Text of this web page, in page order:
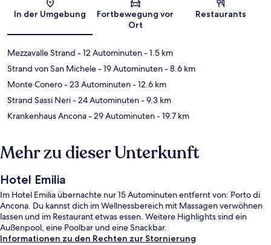
Karte
In der Umgebung
Fortbewegung vor
Ort
Restaurants
Mezzavalle Strand - 12 Autominuten- 1.5 km
Strand von San Michele- 19 Autominuten- 8.6 km
Monte Conero- 23 Autominuten- 12.6 km
Strand Sassi Neri- 24 Autominuten- 9.3 km
Krankenhaus Ancona- 29 Autominuten- 19.7 km
Mehr zu dieser Unterkunft
Hotel Emilia
Im Hotel Emilia übernachte nur 15 Autominuten entfernt von: Porto di
Ancona. Du kannst dich im Wellnessbereich mit Massagen verwöhnen
lassen und im Restaurant etwas essen. Weitere Highlights sind ein
Außenpool, eine Poolbar und eine Snackbar.
Informationen zu den Rechten zur Stornierung